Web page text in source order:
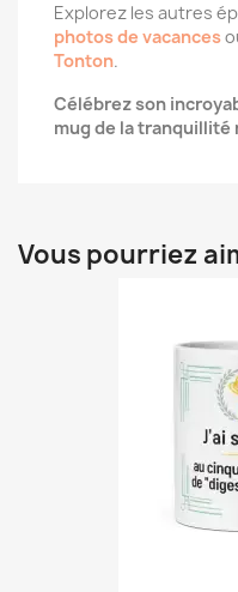
Explorez les autres
photos de vacances
Tonton.
Célébrez son
mug de la tranquillité
Vous pourriez